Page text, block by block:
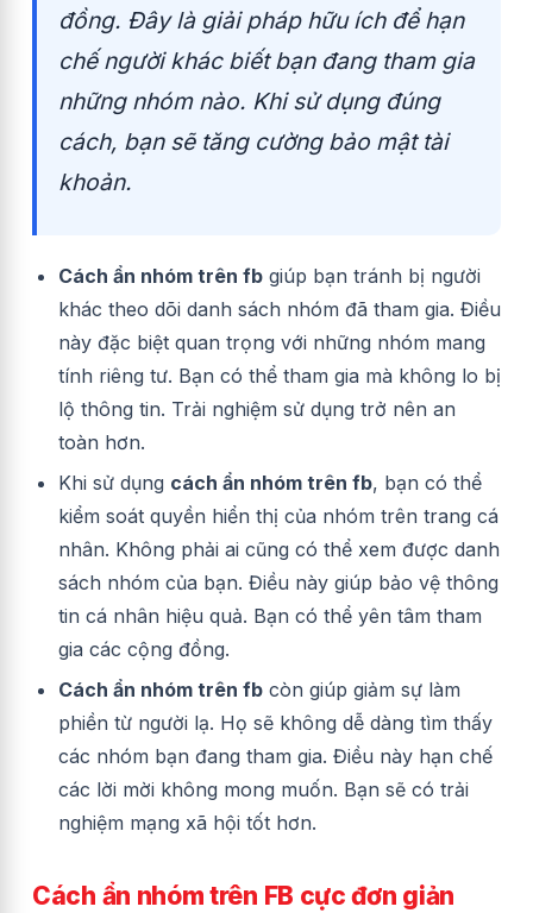
đồng. Đây là giải pháp hữu ích để hạn
chế người khác biết bạn đang tham gia
những nhóm nào. Khi sử dụng đúng
cách, bạn sẽ tăng cường bảo mật tài
khoản.
Cách ẩn nhóm trên fb giúp bạn tránh bị người
khác theo dõi danh sách nhóm đã tham gia. Điều
này đặc biệt quan trọng với những nhóm mang
tính riêng tư. Bạn có thể tham gia mà không lo bị
lộ thông tin. Trải nghiệm sử dụng trở nên an
toàn hơn.
Khi sử dụng cách ẩn nhóm trên fb, bạn có thể
kiểm soát quyền hiển thị của nhóm trên trang cá
nhân. Không phải ai cũng có thể xem được danh
sách nhóm của bạn. Điều này giúp bảo vệ thông
tin cá nhân hiệu quả. Bạn có thể yên tâm tham
gia các cộng đồng.
Cách ẩn nhóm trên fb còn giúp giảm sự làm
phiền từ người lạ. Họ sẽ không dễ dàng tìm thấy
các nhóm bạn đang tham gia. Điều này hạn chế
các lời mời không mong muốn. Bạn sẽ có trải
nghiệm mạng xã hội tốt hơn.
Cách ẩn nhóm trên FB cực đơn giản